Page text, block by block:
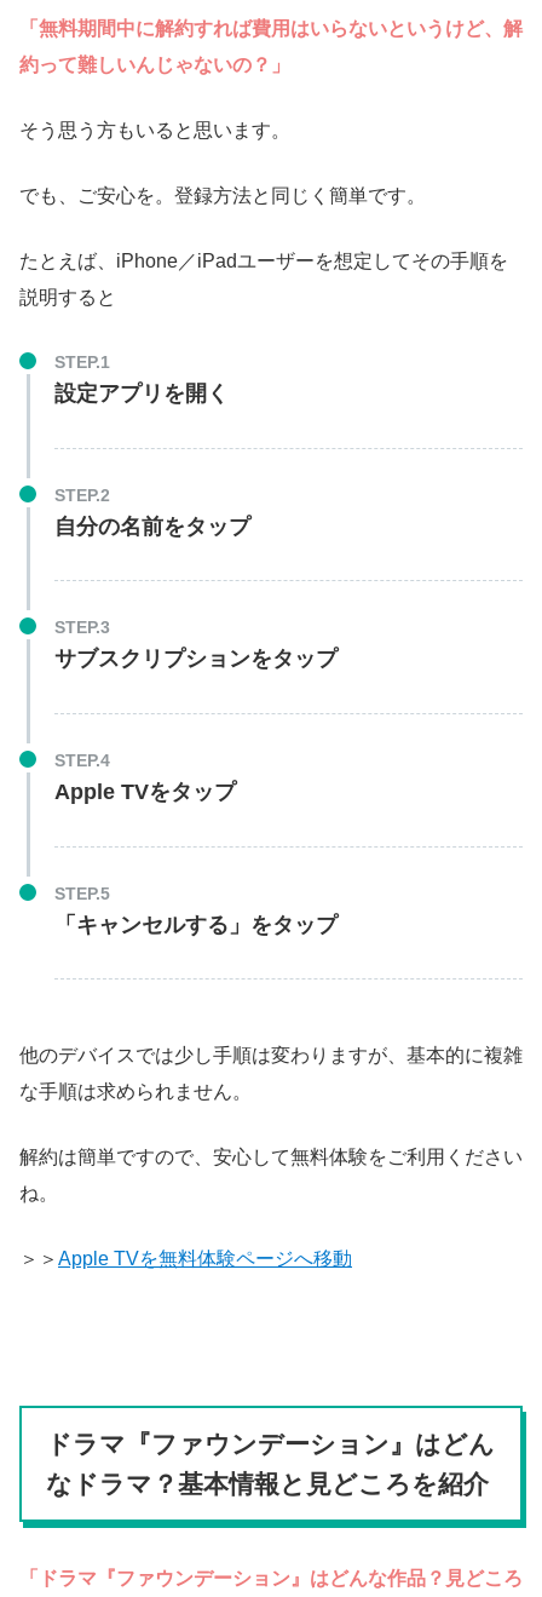
「無料期間中に解約すれば費用はいらないというけど、解
約って難しいんじゃないの？」
そう思う方もいると思います。
でも、ご安心を。登録方法と同じく簡単です。
たとえば、iPhone／iPadユーザーを想定してその手順を
説明すると
STEP.1
設定アプリを開く
STEP.2
自分の名前をタップ
STEP.3
サブスクリプションをタップ
STEP.4
Apple TVをタップ
STEP.5
「キャンセルする」をタップ
他のデバイスでは少し手順は変わりますが、基本的に複雑
な手順は求められません。
解約は簡単ですので、安心して無料体験をご利用ください
ね。
＞＞ Apple TVを無料体験ページへ移動
ドラマ『ファウンデーション』はどん
なドラマ？基本情報と見どころを紹介
「ドラマ『ファウンデーション』はどんな作品？見どころ